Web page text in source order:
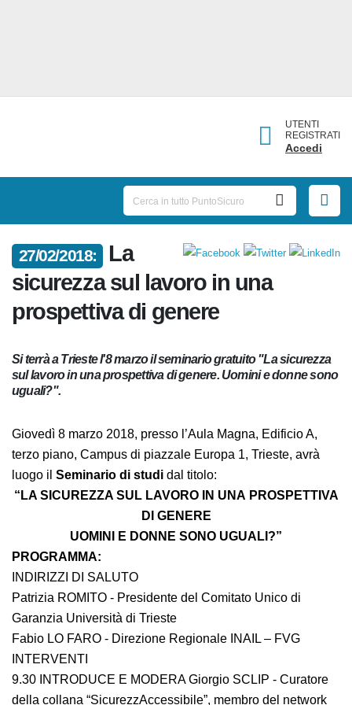
UTENTI
REGISTRATI
Accedi
27/02/2018:
La
sicurezza sul lavoro in una
prospettiva di genere
Si terrà a Trieste l'8 marzo il seminario gratuito "La
sicurezza sul lavoro in una prospettiva di genere. Uomini e
donne sono uguali?".
Giovedì 8 marzo 2018, presso l’Aula Magna, Edificio A,
terzo piano, Campus di piazzale Europa 1, Trieste, avrà
luogo ilSeminario di studidal titolo:
“LA SICUREZZA SUL LAVORO IN UNA PROSPETTIVA DI
GENERE
UOMINI E DONNE SONO UGUALI?”
PROGRAMMA:
INDIRIZZI DI SALUTO
Patrizia ROMITO - Presidente del Comitato Unico di
Garanzia Università di Trieste
Fabio LO FARO - Direzione Regionale INAIL – FVG
INTERVENTI
9.30 INTRODUCE E MODERA Giorgio SCLIP - Curatore
della collana “SicurezzAccessibile”, membro del